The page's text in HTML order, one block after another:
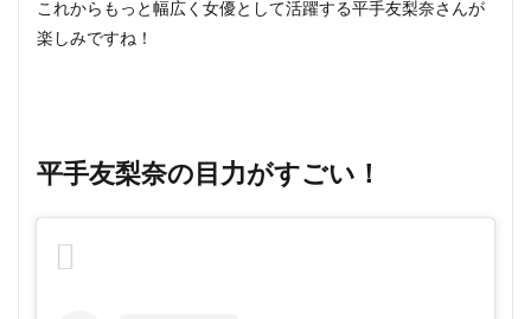
これからもっと幅広く女優として活躍する平手友梨奈さんが
楽しみですね！
平手友梨奈の目力がすごい！